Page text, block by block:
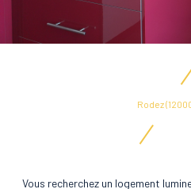
Rodez
Vous recherchez un logement